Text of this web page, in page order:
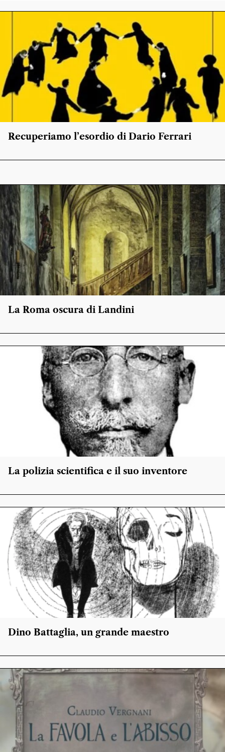
Recuperiamo l’esordio di Dario Ferrari
La Roma oscura di Landini
La polizia scientifica e il suo inventore
Dino Battaglia, un grande maestro